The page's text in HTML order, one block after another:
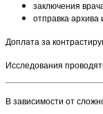
заключения
отправка архива
Доплата за
Исследования
В зависимости от